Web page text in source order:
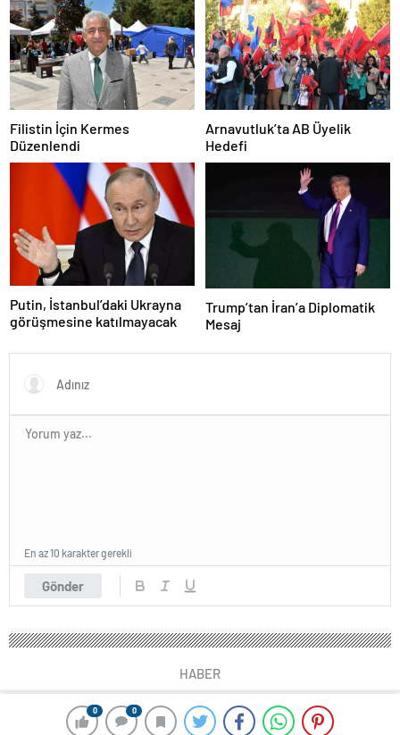
0 0
Filistin İçin Kermes
Düzenlendi
Arnavutluk’ta AB Üyelik
Hedefi
Putin, İstanbul’daki Ukrayna
görüşmesine katılmayacak
Trump’tan İran’a Diplomatik
Mesaj
Gönder
En az 10 karakter gerekli
HABER